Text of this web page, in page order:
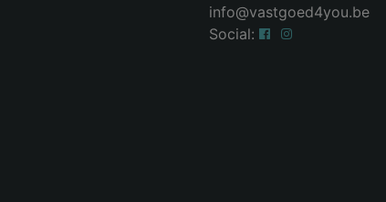
info@vastgoed4you.be
Social: